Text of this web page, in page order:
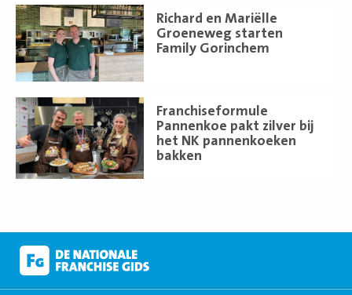
Richard en Mariëlle
Groeneweg starten
Family Gorinchem
Lees
meer
Franchiseformule
Pannenkoe pakt zilver bij
het NK pannenkoeken
bakken
Lees
meer